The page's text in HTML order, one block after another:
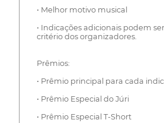
• Melhor motivo musical
• Indicações adicionais podem
critério dos organizadores.
Prêmios:
• Prêmio principal para cada
• Prêmio Especial do Júri
• Prêmio Especial T-Short